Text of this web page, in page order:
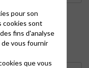
pour son
cookies sont
fins d'analyse
vous fournir
que vous